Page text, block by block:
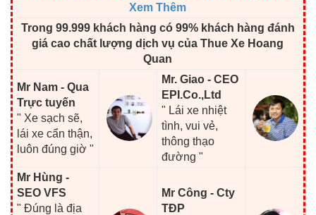
Xem Thêm
Trong 99.999 khách hàng có 99% khách hàng đánh
giá cao chất lượng dịch vụ của Thue Xe Hoang
Quan
Mr Nam - Qua
Trực tuyến
" Xe sạch sẽ,
lái xe cẩn thận,
luôn đúng giờ "
Mr. Giao - CEO
EPI.Co.,Ltd
" Lái xe nhiệt
tình, vui vẻ,
thông thạo
đường "
Mr Hùng -
SEO VFS
" Đúng là địa
Mr Công - Cty
TĐP